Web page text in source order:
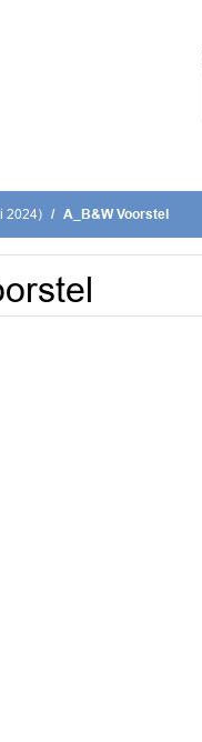
2024) A_B&W Voorstel